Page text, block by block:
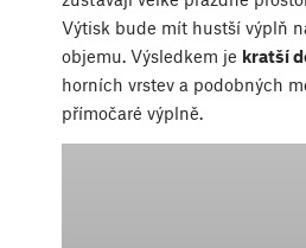
Výtisk bude mít hustší výplň
objemu. Výsledkem je kratší
horních vrstev a podobných
přímočaré výplně.